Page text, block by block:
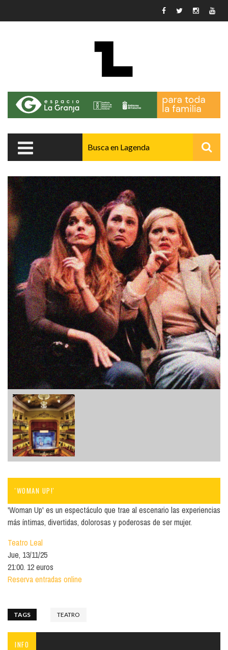
'WOMAN UP!'
'Woman Up' es un espectáculo que trae al escenario las experiencias
más íntimas, divertidas, dolorosas y poderosas de ser mujer.
Teatro Leal
Jue, 13/11/25
21:00. 12 euros
Reserva entradas online
TAGS TEATRO
INFO